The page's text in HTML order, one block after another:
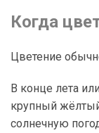
Когда
Цветение
В конце лета
крупный
солнечную